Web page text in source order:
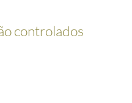
controlados